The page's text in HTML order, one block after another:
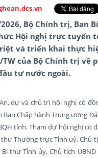
Bộ Chính trị, Ban
Hội nghị trực tuyến
và triển khai thực
TW của Bộ Chính trị về
tư nước ngoài.
dự và chủ trì hội nghị có
Ban Chấp hành Trung ương
tỉnh. Tham dự hội nghị có
thư Thường trực Tỉnh uỷ, Chủ
thư Tỉnh ủy, Chủ tịch